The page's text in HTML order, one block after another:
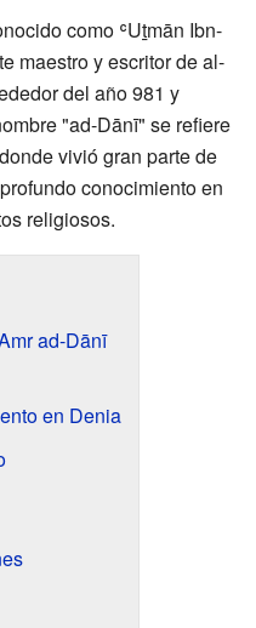
como ʿUṯmān Ibn-
maestro y escritor de al-
del año 981 y
"ad-Dānī" se refiere
vivió gran parte de
conocimiento en
religiosos.
ad-Dānī
en Denia